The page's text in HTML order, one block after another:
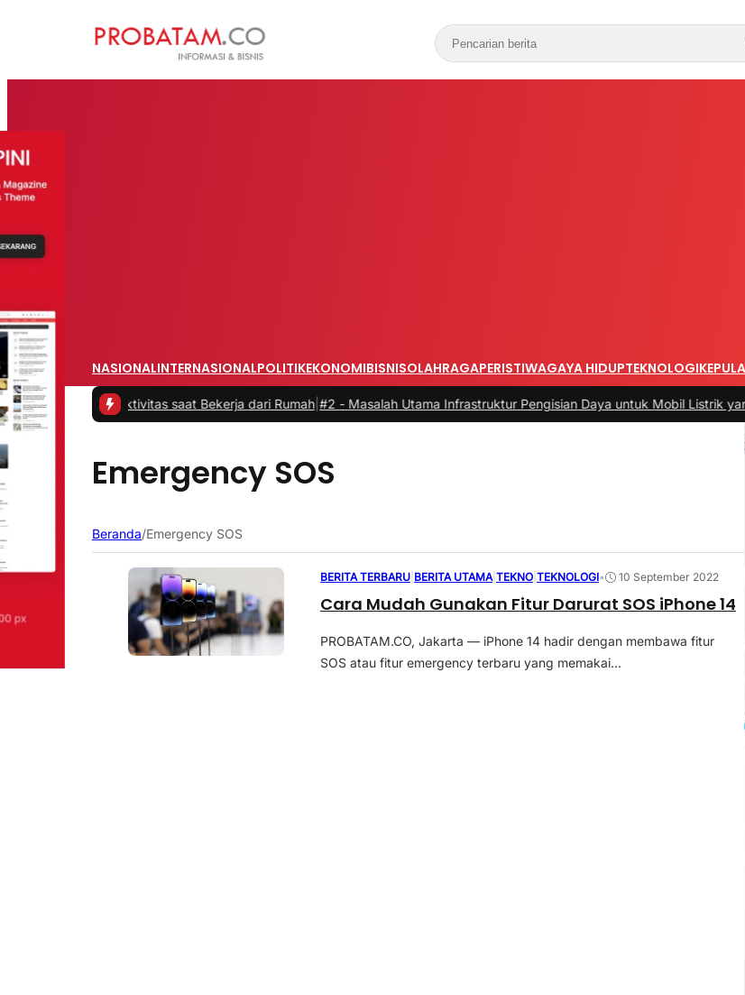
NASIONALINTERNASIONALPOLITIKEKONOMIBISNISOLAHRAGAPERISTIWAGAYA HIDUPTEKNOLOGI
Produktivitas saat Bekerja dari Rumah| #2 -Masalah Utama Infrastruktur Pengisian Daya untuk Mobil Listrik yang Perlu
Emergency SOS
Beranda/Emergency SOS
BERITA TERBARU BERITA UTAMA |TEKNO |TEKNOLOGI• 10 September 2022
Cara Mudah Gunakan Fitur Darurat SOS iPhone 14
PROBATAM.CO, Jakarta — iPhone 14 hadir dengan membawa fitur
SOS atau fitur emergency terbaru yang memakai...